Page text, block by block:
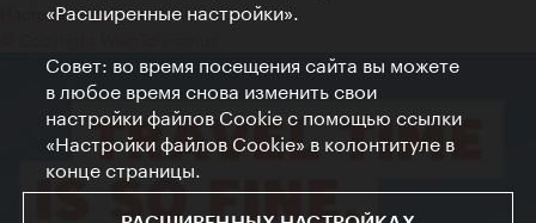
Настройки файлов Cookie
«Расширенные настройки».
Совет: во время посещения сайта вы можете
в любое время снова изменить свои
настройки файлов Cookie с помощью ссылки
«Настройки файлов Cookie» в колонтитуле в
конце страницы.